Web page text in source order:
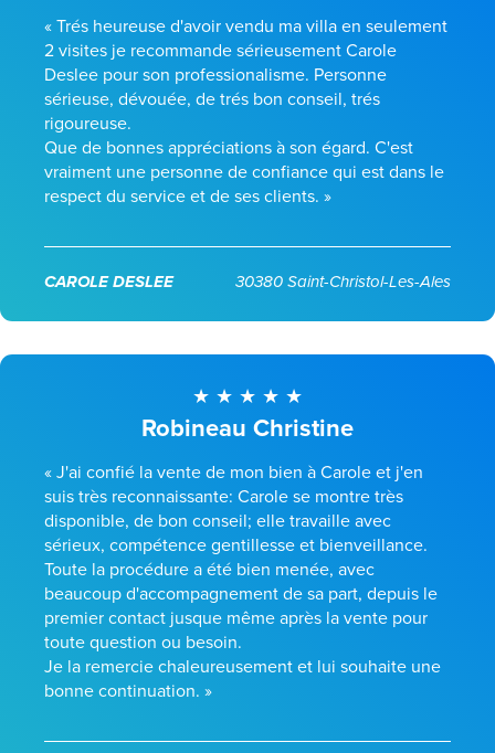
« Trés heureuse d'avoir vendu ma villa en seulement
2 visites je recommande sérieusement Carole
Deslee pour son professionalisme. Personne
sérieuse, dévouée, de trés bon conseil, trés
rigoureuse.
Que de bonnes appréciations à son égard. C'est
vraiment une personne de confiance qui est dans le
respect du service et de ses clients. »
CAROLE DESLEE 30380 Saint-Christol-Les-Ales
Robineau Christine
« J'ai confié la vente de mon bien à Carole et j'en
suis très reconnaissante: Carole se montre très
disponible, de bon conseil; elle travaille avec
sérieux, compétence gentillesse et bienveillance.
Toute la procédure a été bien menée, avec
beaucoup d'accompagnement de sa part, depuis le
premier contact jusque même après la vente pour
toute question ou besoin.
Je la remercie chaleureusement et lui souhaite une
bonne continuation. »